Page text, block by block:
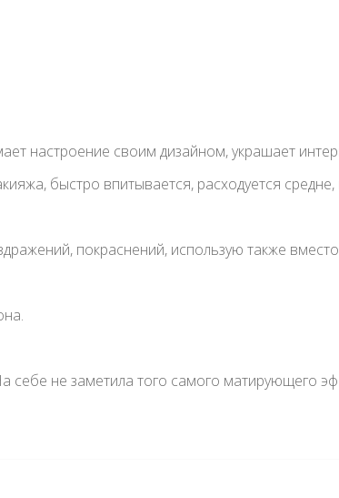
настроение своим дизайном, украшает
быстро впитывается, расходуется средне,
покраснений, использую также
себе не заметила того самого матирующего